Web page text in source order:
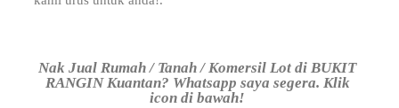
Nak Jual Rumah / Tanah / Komersil Lot di BUKIT
RANGIN Kuantan? Whatsapp saya segera. Klik
icon di bawah!